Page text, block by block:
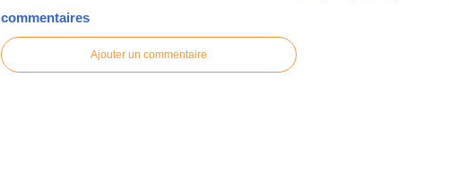
commentaires
Ajouter un commentaire